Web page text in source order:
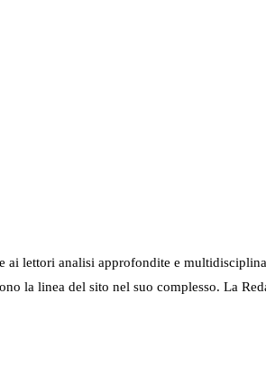
lettori analisi approfondite e
linea del sito nel suo complesso. La